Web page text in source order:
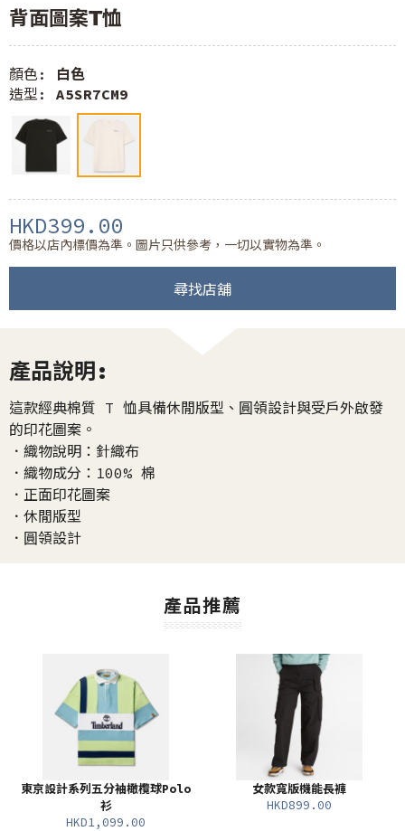
背面圖案T恤
顏色: 白色
造型: A5SR7CM9
HKD399.00
價格以店內標價為準。圖片只供參考，一切以實物為準。
尋找店舖
產品說明:
這款經典棉質 T 恤具備休閒版型、圓領設計與受戶外啟發
的印花圖案。
．織物說明：針織布
．織物成分：100% 棉
．正面印花圖案
．休閒版型
．圓領設計
產品推薦
東京設計系列五分袖橄欖球Polo
衫
HKD1,099.00
女款寬版機能長褲
HKD899.00